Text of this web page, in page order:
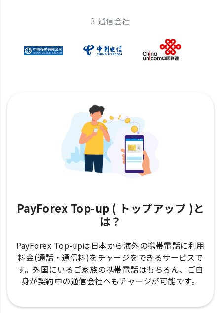
3 通信会社
PayForex Top-up ( トップアップ )と
は？
PayForex Top-upは日本から海外の携帯電話に利用
料金(通話・通信料)をチャージをできるサービスで
す。外国にいるご家族の携帯電話はもちろん、ご自
身が契約中の通信会社へもチャージが可能です。